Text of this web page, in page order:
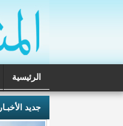
الرئيسية
تحقيقات
جديد الأخبـار